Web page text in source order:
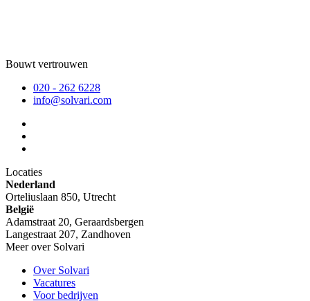
Bouwt vertrouwen
020 - 262 6228
info@solvari.com
Locaties
Nederland
Orteliuslaan 850, Utrecht
België
Adamstraat 20, Geraardsbergen
Langestraat 207, Zandhoven
Meer over Solvari
Over Solvari
Vacatures
Voor bedrijven